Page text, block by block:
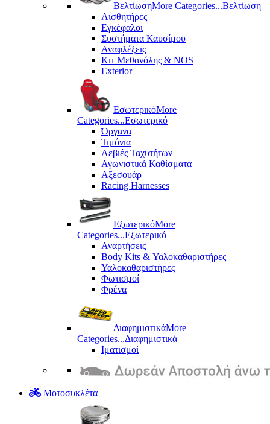
ΒελτίωσηMore Categories...Βελτίωση
Αισθητήρες
Εγκέφαλοι
Συστήματα Καυσίμου
Αναφλέξεις
Κιτ Μεθανόλης & ΝΟS
Exterior
ΕσωτερικόMore
Categories...Εσωτερικό
Όργανα
Τιμόνια
Λεβιές Ταχυτήτων
Αγωνιστικά Καθίσματα
Αξεσουάρ
Racing Harnesses
ΕξωτερικόMore
Categories...Εξωτερικό
Αναρτήσεις
Body Kits & Υαλοκαθαριστήρες
Υαλοκαθαριστήρες
Φωτισμοί
Φρένα
ΔιαφημιστικάMore
Categories...Διαφημιστικά
Ιματισμοί
Μοτοσυκλέτα